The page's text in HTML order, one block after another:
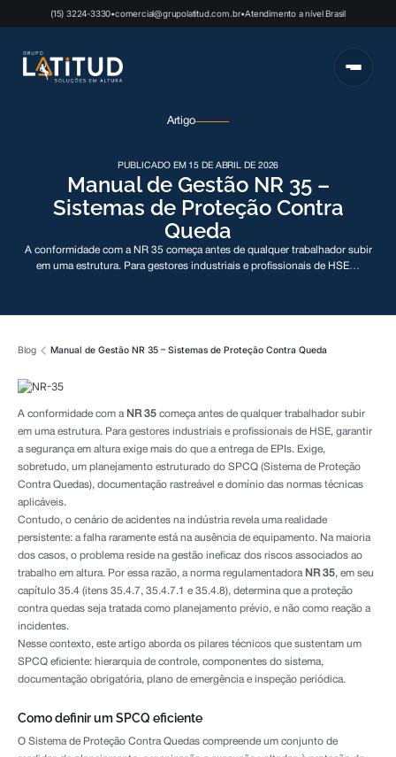
(15) 3224-3330•comercial@grupolatitud.com.br•Atendimento a nível Brasil
Artigo
PUBLICADO EM 15 DE ABRIL DE 2026
Manual de Gestão NR 35 –
Sistemas de Proteção Contra
Queda
A conformidade com a NR 35 começa antes de qualquer trabalhador subir
em uma estrutura. Para gestores industriais e profissionais de HSE…
Blog Manual de Gestão NR 35 – Sistemas de Proteção Contra Queda
A conformidade com a NR 35 começa antes de qualquer trabalhador subir
em uma estrutura. Para gestores industriais e profissionais de HSE, garantir
a segurança em altura exige mais do que a entrega de EPIs. Exige,
sobretudo, um planejamento estruturado do SPCQ (Sistema de Proteção
Contra Quedas), documentação rastreável e domínio das normas técnicas
aplicáveis.
Contudo, o cenário de acidentes na indústria revela uma realidade
persistente: a falha raramente está na ausência de equipamento. Na maioria
dos casos, o problema reside na gestão ineficaz dos riscos associados ao
trabalho em altura. Por essa razão, a norma regulamentadora NR 35, em seu
capítulo 35.4 (itens 35.4.7, 35.4.7.1 e 35.4.8), determina que a proteção
contra quedas seja tratada como planejamento prévio, e não como reação a
incidentes.
Nesse contexto, este artigo aborda os pilares técnicos que sustentam um
SPCQ eficiente: hierarquia de controle, componentes do sistema,
documentação obrigatória, plano de emergência e inspeção periódica.
Como definir um SPCQ eficiente
O Sistema de Proteção Contra Quedas compreende um conjunto de